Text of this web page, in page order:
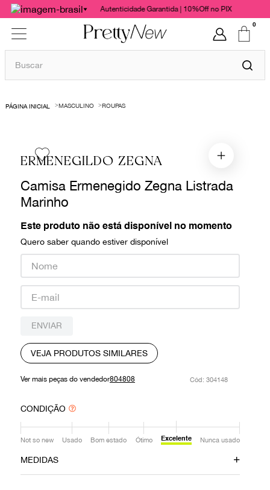
Autenticidade Garantida | 10%Off no PIX
0
Buscar
MASCULINO ROUPAS
ERMENEGILDO ZEGNA
Camisa Ermenegido Zegna Listrada
Marinho
Este produto não está disponível no momento
Quero saber quando estiver disponível
ENVIAR
VEJA PRODUTOS SIMILARES
Ver mais peças do vendedor804808 : 304148
CONDIÇÃO
Not so new Usado Bom estado Ótimo Excelente Nunca usado
MEDIDAS
1º
bolsas
chanel
gucci
paula raia
burberry
prada
louis vuitton